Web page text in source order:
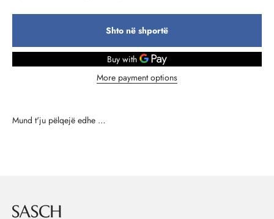
Shto në shportë
More payment options